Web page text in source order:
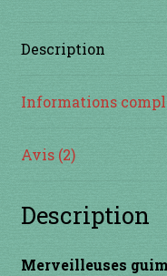
11 à 20€
21 à 30€
31 à 40€
41 à 50€
Description
Informations
Avis (2)
Description
Merveilleuses